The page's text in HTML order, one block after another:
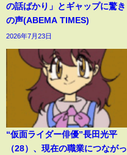
の話ばかり」とギャップに驚き
の声(ABEMA TIMES)
2026年7月23日
“仮面ライダー俳優”長田光平
（28）、現在の職業につながっ